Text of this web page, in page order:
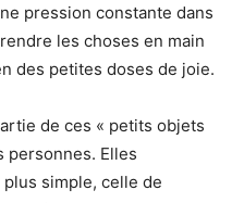
pression constante dans
les choses en main
des petites doses de joie.
de ces « petits objets
personnes. Elles
simple, celle de